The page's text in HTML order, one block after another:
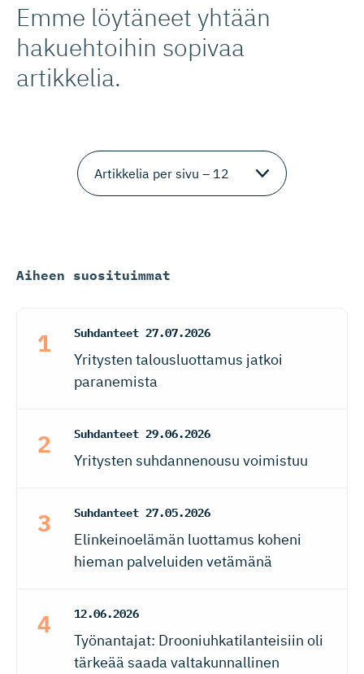
Emme löytäneet yhtään
hakuehtoihin sopivaa
artikkelia.
Aiheen suosituimmat
Suhdanteet 27.07.2026
Yritysten talousluottamus jatkoi
paranemista
Suhdanteet 29.06.2026
Yritysten suhdannenousu voimistuu
Suhdanteet 27.05.2026
Elinkeinoelämän luottamus koheni
hieman palveluiden vetämänä
12.06.2026
Työnantajat: Drooniuhkatilanteisiin oli
tärkeää saada valtakunnallinen